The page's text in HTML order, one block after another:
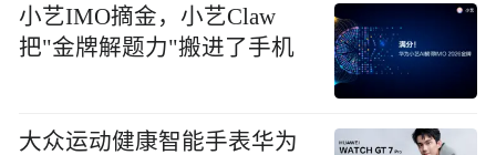
小艺IMO摘金，小艺Claw
把"金牌解题力"搬进了手机
大众运动健康智能手表华为